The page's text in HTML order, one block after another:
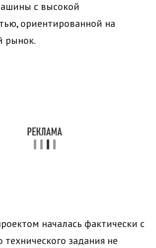
с высокой
ориентированной на
рынок.
началась фактически с
технического задания не